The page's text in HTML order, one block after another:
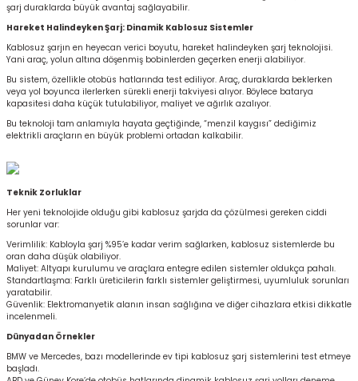
şarj duraklarda büyük avantaj sağlayabilir.
Hareket Halindeyken Şarj: Dinamik Kablosuz Sistemler
Kablosuz şarjın en heyecan verici boyutu, hareket halindeyken şarj teknolojisi.
Yani araç, yolun altına döşenmiş bobinlerden geçerken enerji alabiliyor.
Bu sistem, özellikle otobüs hatlarında test ediliyor. Araç, duraklarda beklerken
veya yol boyunca ilerlerken sürekli enerji takviyesi alıyor. Böylece batarya
kapasitesi daha küçük tutulabiliyor, maliyet ve ağırlık azalıyor.
Bu teknoloji tam anlamıyla hayata geçtiğinde, “menzil kaygısı” dediğimiz
elektrikli araçların en büyük problemi ortadan kalkabilir.
Teknik Zorluklar
Her yeni teknolojide olduğu gibi kablosuz şarjda da çözülmesi gereken ciddi
sorunlar var:
Verimlilik: Kabloyla şarj %95’e kadar verim sağlarken, kablosuz sistemlerde bu
oran daha düşük olabiliyor.
Maliyet: Altyapı kurulumu ve araçlara entegre edilen sistemler oldukça pahalı.
Standartlaşma: Farklı üreticilerin farklı sistemler geliştirmesi, uyumluluk sorunları
yaratabilir.
Güvenlik: Elektromanyetik alanın insan sağlığına ve diğer cihazlara etkisi dikkatle
incelenmeli.
Dünyadan Örnekler
BMW ve Mercedes, bazı modellerinde ev tipi kablosuz şarj sistemlerini test etmeye
başladı.